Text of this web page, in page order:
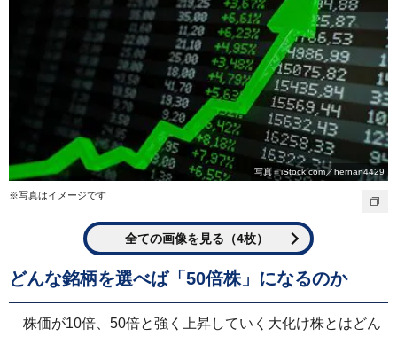
写真＝iStock.com／hernan4429
※写真はイメージです
全ての画像を見る（4枚）
どんな銘柄を選べば「50倍株」になるのか
株価が10倍、50倍と強く上昇していく大化け株とはどん